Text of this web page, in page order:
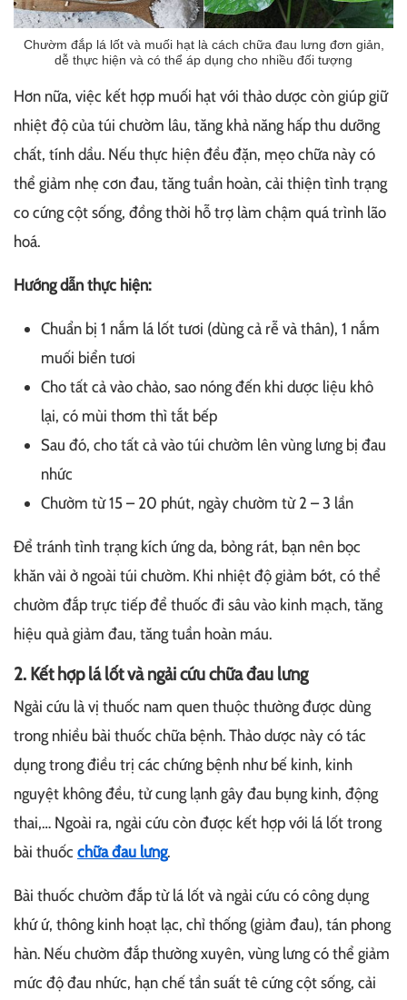
Chườm đắp lá lốt và muối hạt là cách chữa đau lưng đơn giản,
dễ thực hiện và có thể áp dụng cho nhiều đối tượng
Hơn nữa, việc kết hợp muối hạt với thảo dược còn giúp giữ
nhiệt độ của túi chườm lâu, tăng khả năng hấp thu dưỡng
chất, tính dầu. Nếu thực hiện đều đặn, mẹo chữa này có
thể giảm nhẹ cơn đau, tăng tuần hoàn, cải thiện tình trạng
co cứng cột sống, đồng thời hỗ trợ làm chậm quá trình lão
hoá.
Hướng dẫn thực hiện:
Chuẩn bị 1 nắm lá lốt tươi (dùng cả rễ và thân), 1 nắm
muối biển tươi
Cho tất cả vào chảo, sao nóng đến khi dược liệu khô
lại, có mùi thơm thì tắt bếp
Sau đó, cho tất cả vào túi chườm lên vùng lưng bị đau
nhức
Chườm từ 15 – 20 phút, ngày chườm từ 2 – 3 lần
Để tránh tình trạng kích ứng da, bỏng rát, bạn nên bọc
khăn vải ở ngoài túi chườm. Khi nhiệt độ giảm bớt, có thể
chườm đắp trực tiếp để thuốc đi sâu vào kinh mạch, tăng
hiệu quả giảm đau, tăng tuần hoàn máu.
2. Kết hợp lá lốt và ngải cứu chữa đau lưng
Ngải cứu là vị thuốc nam quen thuộc thường được dùng
trong nhiều bài thuốc chữa bệnh. Thảo dược này có tác
dụng trong điều trị các chứng bệnh như bế kinh, kinh
nguyệt không đều, tử cung lạnh gây đau bụng kinh, động
thai,… Ngoài ra, ngải cứu còn được kết hợp với lá lốt trong
bài thuốc chữa đau lưng.
Bài thuốc chườm đắp từ lá lốt và ngải cứu có công dụng
khứ ứ, thông kinh hoạt lạc, chỉ thống (giảm đau), tán phong
hàn. Nếu chườm đắp thường xuyên, vùng lưng có thể giảm
mức độ đau nhức, hạn chế tần suất tê cứng cột sống, cải